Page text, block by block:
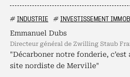
# INDUSTRIE # INVESTISSEMENT
Emmanuel Dubs
directeur général de Zwilling Staub
"Décarboner notre fonderie,
site nordiste de Merville"